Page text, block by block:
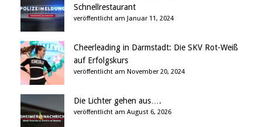
Schnellrestaurant
veröffentlicht am Januar 11, 2024
Cheerleading in Darmstadt: Die SKV Rot-Weiß
auf Erfolgskurs
veröffentlicht am November 20, 2024
Die Lichter gehen aus….
veröffentlicht am August 6, 2026